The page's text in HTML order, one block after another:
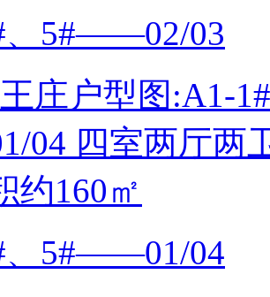
、5#——02/03
、5#——01/04